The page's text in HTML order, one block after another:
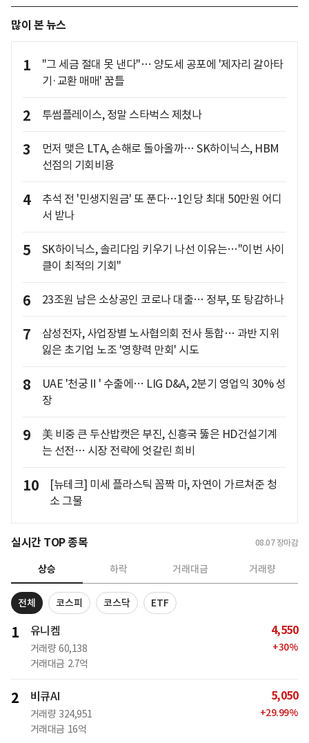
많이 본 뉴스
1
"그 세금 절대 못 낸다"… 양도세 공포에 '제자리 갈아타
기·교환 매매' 꿈틀
2 투썸플레이스, 정말 스타벅스 제쳤나
3
먼저 맺은 LTA, 손해로 돌아올까… SK하이닉스, HBM
선점의 기회비용
4
추석 전 '민생지원금' 또 푼다…1인당 최대 50만원 어디
서 받나
5
SK하이닉스, 솔리다임 키우기 나선 이유는…"이번 사이
클이 최적의 기회"
6 23조원 남은 소상공인 코로나 대출… 정부, 또 탕감하나
7
삼성전자, 사업장별 노사협의회 전사 통합… 과반 지위
잃은 초기업 노조 '영향력 만회' 시도
8
UAE '천궁Ⅱ' 수출에… LIG D&A, 2분기 영업익 30% 성
장
9
美 비중 큰 두산밥캣은 부진, 신흥국 뚫은 HD건설기계
는 선전… 시장 전략에 엇갈린 희비
10
[뉴테크] 미세 플라스틱 꼼짝 마, 자연이 가르쳐준 청
소 그물
실시간 TOP 종목 08.07 장마감
상승 하락 거래대금 거래량
전체 코스피 코스닥 ETF
1 유니켐
거래량 60,138
거래대금 2.7억
4,550
+30%
2 비큐AI
거래량 324,951
거래대금 16억
5,050
+29.99%